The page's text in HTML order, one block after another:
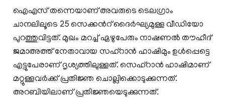
ഐഎസ് തന്നെയാണ് അവരുടെ ടെലഗ്രാം
ചാനലിലൂടെ 25 സെക്കന്‍റ് ദൈര്‍ഘ്യമുള്ള വീഡിയോ
പുറത്തുവിട്ടത്. മുഖം മറച്ച് ഏഴുപേരും നാഷണല്‍ തൗഹീദ്
ജമാഅത്ത് നേതാവായ സഹ്റാന്‍ ഹാഷിമും ഉള്‍പ്പെട്ടെ
എട്ടുപേരാണ് ദൃശ്യത്തിലുള്ളത്. സെഹ്റാന്‍ ഹാഷിമാണ്
മറ്റുള്ളവര്‍ക്ക് പ്രതിജ്ഞ ചൊല്ലിക്കൊടുക്കുന്നത്.
അറബിയിലാണ് പ്രതിജ്ഞയെടുക്കുന്നത്.